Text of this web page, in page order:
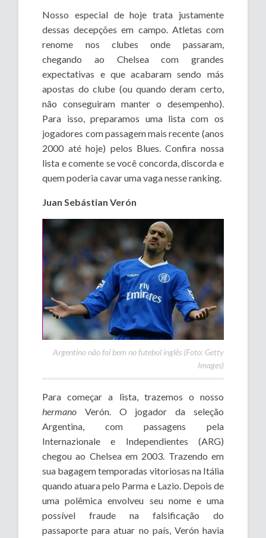
Nosso especial de hoje trata justamente
dessas decepções em campo. Atletas com
renome nos clubes onde passaram,
chegando ao Chelsea com grandes
expectativas e que acabaram sendo más
apostas do clube (ou quando deram certo,
não conseguiram manter o desempenho).
Para isso, preparamos uma lista com os
jogadores com passagem mais recente (anos
2000 até hoje) pelos Blues. Confira nossa
lista e comente se você concorda, discorda e
quem poderia cavar uma vaga nesse ranking.
Juan Sebástian Verón
Argentino não foi bem no futebol inglês (Foto: Getty
Images)
Para começar a lista, trazemos o nosso
hermano Verón. O jogador da seleção
Argentina, com passagens pela
Internazionale e Independientes (ARG)
chegou ao Chelsea em 2003. Trazendo em
sua bagagem temporadas vitoriosas na Itália
quando atuara pelo Parma e Lazio. Depois de
uma polêmica envolveu seu nome e uma
possível fraude na falsificação do
passaporte para atuar no país, Verón havia